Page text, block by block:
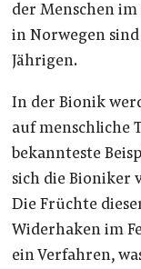
der Menschen
in Norwegen sind
Jährigen.
In der Bionik
auf menschliche
bekannteste
sich die Bioniker
Die Früchte
Widerhaken im
ein Verfahren,